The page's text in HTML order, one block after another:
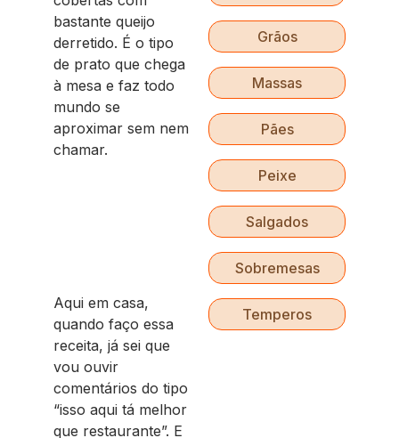
bastante queijo
derretido. É o tipo
de prato que chega
à mesa e faz todo
mundo se
aproximar sem nem
chamar.
Aqui em casa,
quando faço essa
receita, já sei que
vou ouvir
comentários do tipo
“isso aqui tá melhor
que restaurante”. E
Grãos
Massas
Pães
Peixe
Salgados
Sobremesas
Temperos